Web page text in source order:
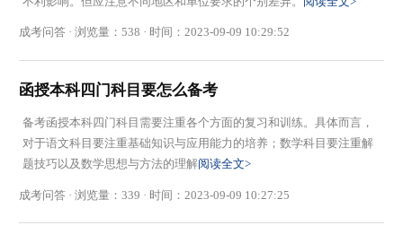
成考问答 · 浏览量：538 · 时间：2023-09-09 10:29:52
函授本科四门科目要怎么备考
备考函授本科四门科目需要注重各个方面的复习和训练。具体而言，
对于语文科目要注重基础知识与应用能力的培养；数学科目要注重解
题技巧以及数学思想与方法的理解阅读全文>
成考问答 · 浏览量：339 · 时间：2023-09-09 10:27:25